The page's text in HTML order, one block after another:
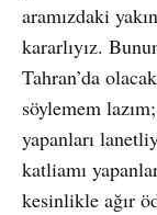
aramızdaki
kararlıyız.
Tahran’da
söylemem
yapanları
katliamı
kesinlikle ağır